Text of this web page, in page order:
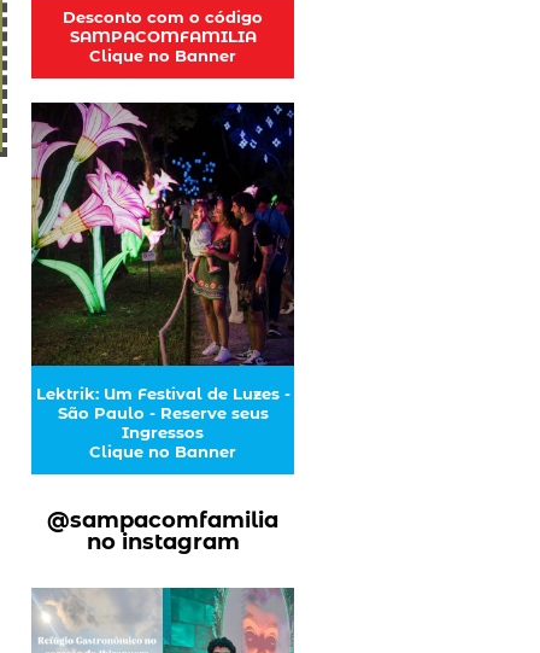
Desconto com o código
SAMPACOMFAMILIA
Clique no Banner
Lektrik: Um Festival de Luzes -
São Paulo - Reserve seus
Ingressos
Clique no Banner
@sampacomfamilia
no instagram